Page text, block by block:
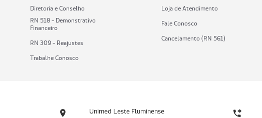
Diretoria e Conselho
RN 518 - Demonstrativo
Financeiro
RN 309 - Reajustes
Trabalhe Conosco
Loja de Atendimento
Fale Conosco
Cancelamento (RN 561)
Unimed Leste Fluminense